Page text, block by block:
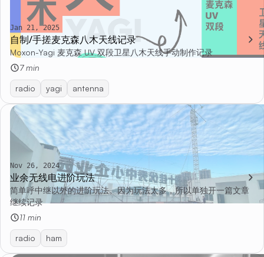
Jan 21, 2025
自制/手搓麦克森八木天线记录
Moxon-Yagi 麦克森 UV 双段卫星八木天线手动制作记录
7 min
radio yagi antenna
Nov 26, 2024
业余无线电进阶玩法
简单呼中继以外的进阶玩法。因为玩法太多，所以单独开一篇文章
继续记录
11 min
radio ham